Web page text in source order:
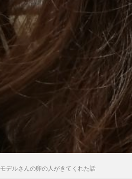
モデルさんの卵の人がきてくれた話